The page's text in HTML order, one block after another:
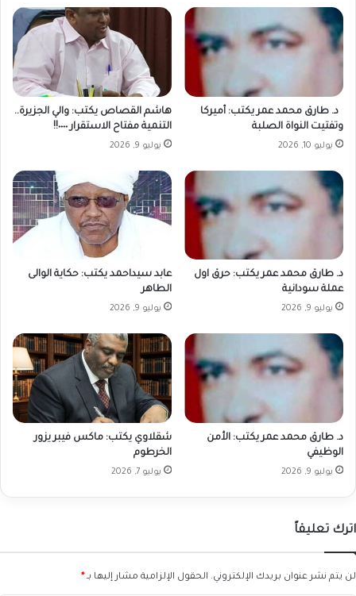
د. طارق محمد عمر يكتب: أميركا
وتفتيت النواة الصلبة
يوليو 10, 2026
هاشم القصاص يكتب: والي الجزيرة..
التنمية مفتاح الاستقرار ٠٠٠٠!!
يوليو 9, 2026
د. طارق محمد عمر يكتب: حرق اول
عملة سودانية
يوليو 9, 2026
عابد سيداحمد يكتب: حكاية الوالى
الطاهر
يوليو 9, 2026
د. طارق محمد عمر يكتب: الأمن
الوظيفي
يوليو 9, 2026
شقلاوي يكتب: ماكس فيبر يزور
الخرطوم
يوليو 7, 2026
اترك تعليقاً
لن يتم نشر عنوان بريدك الإلكتروني. الحقول الإلزامية مشار إليها بـ *